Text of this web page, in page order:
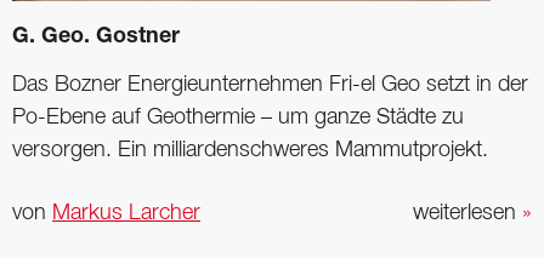
G. Geo. Gostner
Das Bozner Energieunternehmen Fri-el Geo setzt in der
Po-Ebene auf Geothermie – um ganze Städte zu
versorgen. Ein milliardenschweres Mammutprojekt.
weiterlesen »
von Markus Larcher